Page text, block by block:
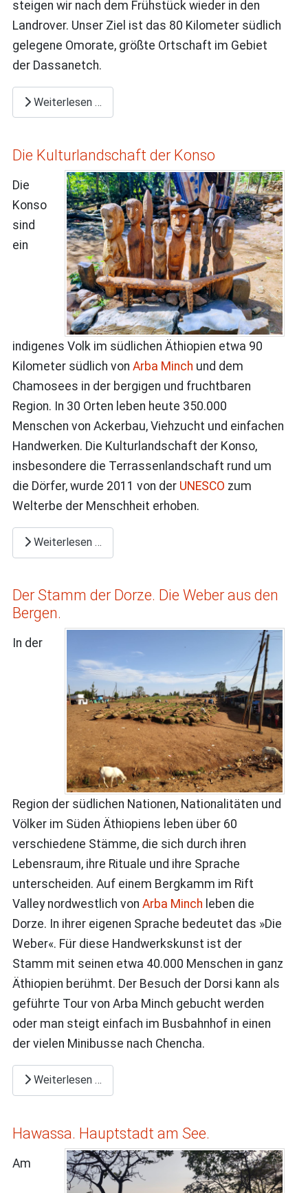
steigen wir nach dem Frühstück wieder in den
Landrover. Unser Ziel ist das 80 Kilometer südlich
gelegene Omorate, größte Ortschaft im Gebiet
der Dassanetch.
Weiterlesen …
Die Kulturlandschaft der Konso
Die
Konso
sind
ein
indigenes Volk im südlichen Äthiopien etwa 90
Kilometer südlich von Arba Minch und dem
Chamosees in der bergigen und fruchtbaren
Region. In 30 Orten leben heute 350.000
Menschen von Ackerbau, Viehzucht und einfachen
Handwerken. Die Kulturlandschaft der Konso,
insbesondere die Terrassenlandschaft rund um
die Dörfer, wurde 2011 von der UNESCO zum
Welterbe der Menschheit erhoben.
Weiterlesen …
Der Stamm der Dorze. Die Weber aus den
Bergen.
In der
Region der südlichen Nationen, Nationalitäten und
Völker im Süden Äthiopiens leben über 60
verschiedene Stämme, die sich durch ihren
Lebensraum, ihre Rituale und ihre Sprache
unterscheiden. Auf einem Bergkamm im Rift
Valley nordwestlich von Arba Minch leben die
Dorze. In ihrer eigenen Sprache bedeutet das »Die
Weber«. Für diese Handwerkskunst ist der
Stamm mit seinen etwa 40.000 Menschen in ganz
Äthiopien berühmt. Der Besuch der Dorsi kann als
geführte Tour von Arba Minch gebucht werden
oder man steigt einfach im Busbahnhof in einen
der vielen Minibusse nach Chencha.
Weiterlesen …
Hawassa. Hauptstadt am See.
Am